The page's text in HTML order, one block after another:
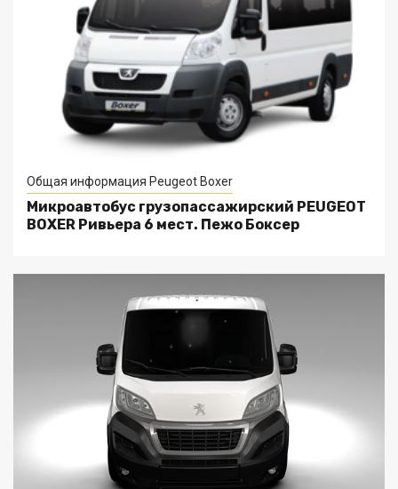
Общая информация Peugeot Boxer
Микроавтобус грузопассажирский PEUGEOT
BOXER Ривьера 6 мест. Пежо Боксер